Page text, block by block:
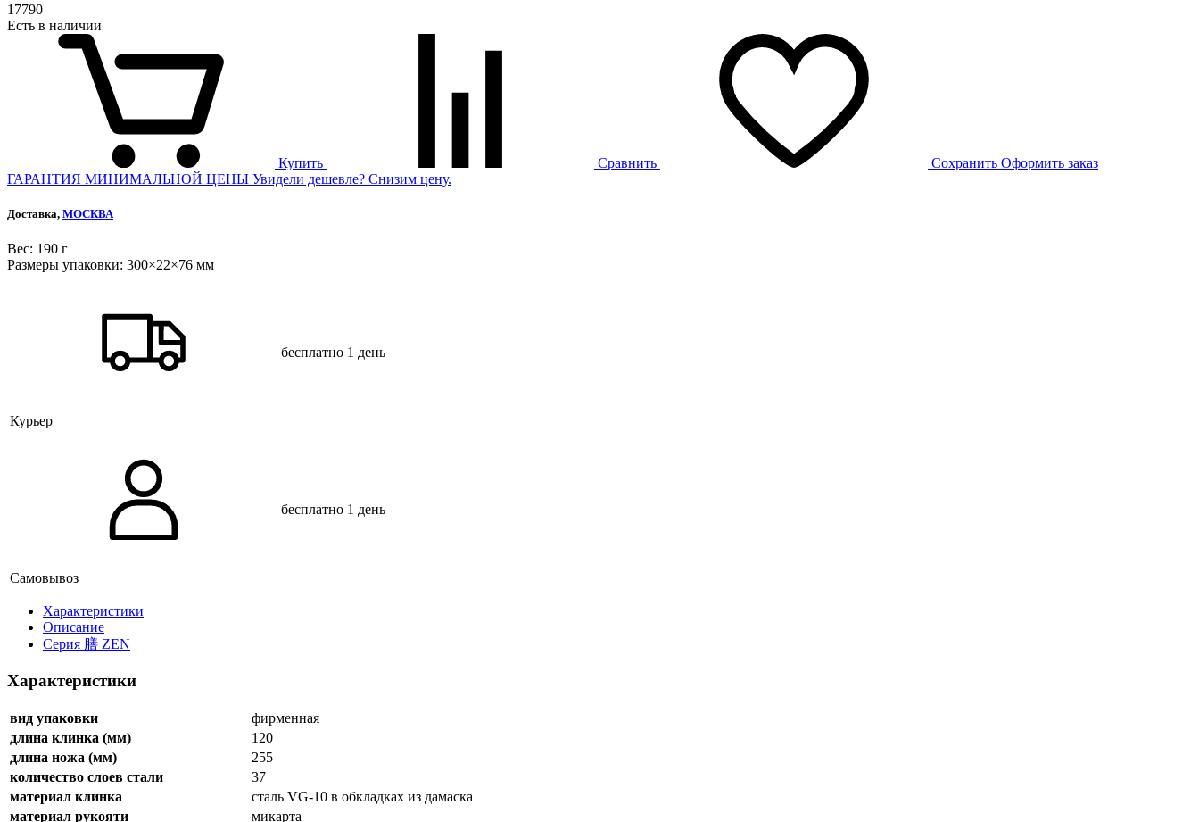
17790
Есть в наличии
Купить Сравнить Сохранить Оформить заказ
ГАРАНТИЯ МИНИМАЛЬНОЙ ЦЕНЫ Увидели дешевле? Снизим цену.
Доставка, МОСКВА
Веc: 190 г
Размеры упаковки: 300×22×76 мм
Курьер
бесплатно 1 день
Самовывоз
бесплатно 1 день
Xарактеристики
Описание
Серия 膳 ZEN
Характеристики
вид упаковки
фирменная
длина клинка (мм)
120
длина ножа (мм)
255
количество слоев стали
37
материал клинка
сталь VG-10 в обкладках из дамаска
материал рукояти
микарта